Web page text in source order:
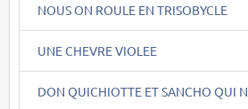
NOUS ON ROULE EN TRISOBYCLE
UNE CHEVRE VIOLEE
DON QUICHIOTTE ET SANCHO QUI N